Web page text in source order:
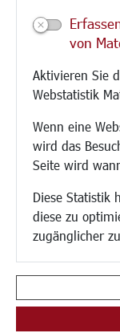
von
Aktivieren Sie
Webstatistik
Wenn eine
wird das
Seite wird
Diese Statistik
diese zu
zugänglicher
Veranstaltungen
Neue Stadthalle
Bäder
Musikschule
Stadtbücherei
Stadtarchiv
Museen
Hotels/Unterkünfte
Gastronomie
Kunstszene
Vereine und